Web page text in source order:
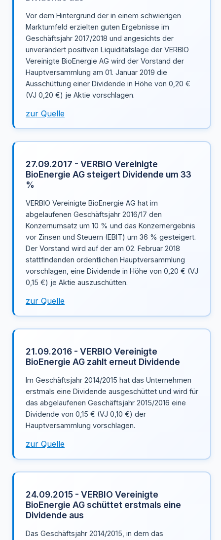
Vor dem Hintergrund der in einem schwierigen
Marktumfeld erzielten guten Ergebnisse im
Geschäftsjahr 2017/2018 und angesichts der
unverändert positiven Liquiditätslage der VERBIO
Vereinigte BioEnergie AG wird der Vorstand der
Hauptversammlung am 01. Januar 2019 die
Ausschüttung einer Dividende in Höhe von 0,20 €
(VJ 0,20 €) je Aktie vorschlagen.
zur Quelle
27.09.2017 - VERBIO Vereinigte
BioEnergie AG steigert Dividende um 33
%
VERBIO Vereinigte BioEnergie AG hat im
abgelaufenen Geschäftsjahr 2016/17 den
Konzernumsatz um 10 % und das Konzernergebnis
vor Zinsen und Steuern (EBIT) um 36 % gesteigert.
Der Vorstand wird auf der am 02. Februar 2018
stattfindenden ordentlichen Hauptversammlung
vorschlagen, eine Dividende in Höhe von 0,20 € (VJ
0,15 €) je Aktie auszuschütten.
zur Quelle
21.09.2016 - VERBIO Vereinigte
BioEnergie AG zahlt erneut Dividende
Im Geschäftsjahr 2014/2015 hat das Unternehmen
erstmals eine Dividende ausgeschüttet und wird für
das abgelaufenen Geschäftsjahr 2015/2016 eine
Dividende von 0,15 € (VJ 0,10 €) der
Hauptversammlung vorschlagen.
zur Quelle
24.09.2015 - VERBIO Vereinigte
BioEnergie AG schüttet erstmals eine
Dividende aus
Das Geschäftsjahr 2014/2015, in dem das